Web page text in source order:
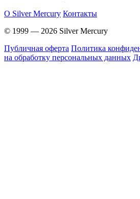
O Silver Mercury Контакты
© 1999 — 2026 Silver Mercury
Публичная оферта Политика
на обработку персональных данных